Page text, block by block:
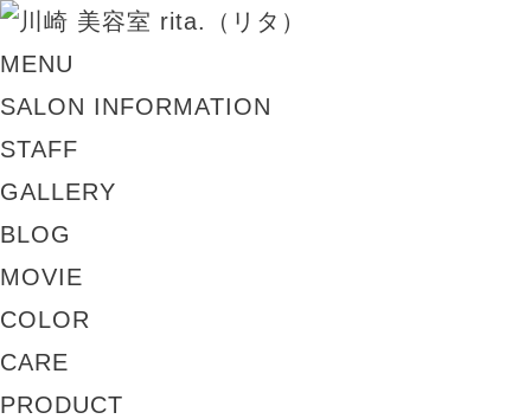
MENU
SALON INFORMATION
STAFF
GALLERY
BLOG
MOVIE
COLOR
CARE
PRODUCT